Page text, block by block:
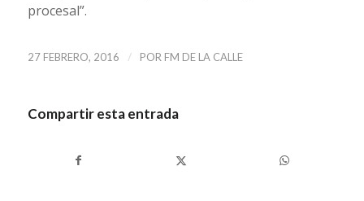
procesal”.
27 FEBRERO, 2016 / POR FM DE LA CALLE
Compartir esta entrada